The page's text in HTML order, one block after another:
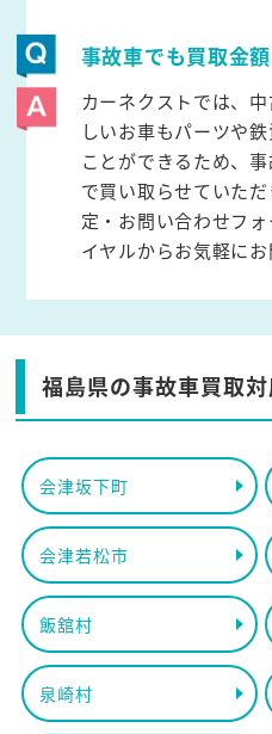
事故車でも買取金
カーネクストでは、
しいお車もパーツや
ことができるため、
で買い取らせていた
定・お問い合わせフ
イヤルからお気軽にお
福島県の事故車買取
会津坂下町
会津若松市
飯舘村
泉崎村